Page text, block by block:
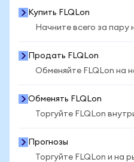
Купить FLQLon
Начните всего за пару
Продать FLQLon
Обменяйте FLQLon на
Обменять FLQLon
Торгуйте FLQLon
Прогнозы
Торгуйте FLQLon и на